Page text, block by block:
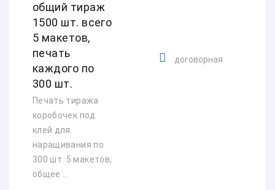
общий тираж
1500 шт. всего
5 макетов,
печать
каждого по
300 шт.
Печать тиража
коробочек под
клей для
наращивания по
300 шт. 5 макетов,
общее ...
договорная